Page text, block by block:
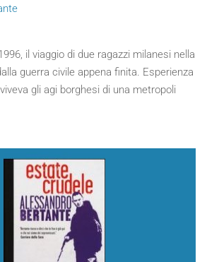
il viaggio di due ragazzi milanesi nella
guerra civile appena finita. Esperienza
gli agi borghesi di una metropoli